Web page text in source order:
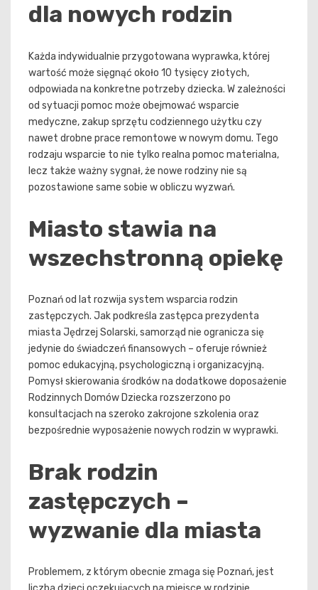
dla nowych rodzin
Każda indywidualnie przygotowana wyprawka, której
wartość może sięgnąć około 10 tysięcy złotych,
odpowiada na konkretne potrzeby dziecka. W zależności
od sytuacji pomoc może obejmować wsparcie
medyczne, zakup sprzętu codziennego użytku czy
nawet drobne prace remontowe w nowym domu. Tego
rodzaju wsparcie to nie tylko realna pomoc materialna,
lecz także ważny sygnał, że nowe rodziny nie są
pozostawione same sobie w obliczu wyzwań.
Miasto stawia na
wszechstronną opiekę
Poznań od lat rozwija system wsparcia rodzin
zastępczych. Jak podkreśla zastępca prezydenta
miasta Jędrzej Solarski, samorząd nie ogranicza się
jedynie do świadczeń finansowych – oferuje również
pomoc edukacyjną, psychologiczną i organizacyjną.
Pomysł skierowania środków na dodatkowe doposażenie
Rodzinnych Domów Dziecka rozszerzono po
konsultacjach na szeroko zakrojone szkolenia oraz
bezpośrednie wyposażenie nowych rodzin w wyprawki.
Brak rodzin
zastępczych –
wyzwanie dla miasta
Problemem, z którym obecnie zmaga się Poznań, jest